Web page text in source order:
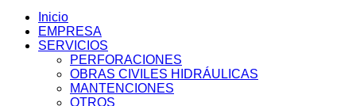
Inicio
EMPRESA
SERVICIOS
PERFORACIONES
OBRAS CIVILES HIDRÁULICAS
MANTENCIONES
OTROS